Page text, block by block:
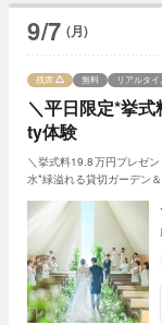
9/7 (月)
＼平日限定*挙
ty体験
残席 無料 リアルタ
＼挙式料19.8万円プレゼ
水*緑溢れる貸切ガーデン